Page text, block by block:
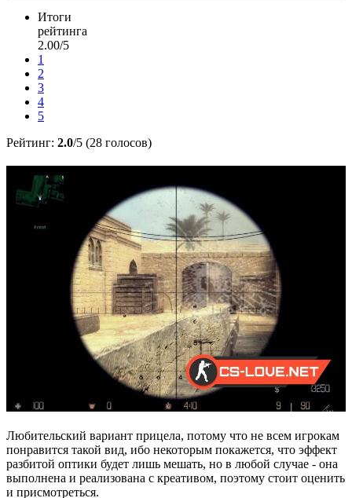
Итоги
рейтинга
2.00/5
1
2
3
4
5
Рейтинг: 2.0/5 (28 голосов)
Любительский вариант прицела, потому что не всем игрокам
понравится такой вид, ибо некоторым покажется, что эффект
разбитой оптики будет лишь мешать, но в любой случае - она
выполнена и реализована с креативом, поэтому стоит оценить
и присмотреться.